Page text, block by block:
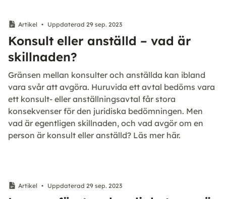
Artikel • Uppdaterad 29 sep. 2023
Konsult eller anställd – vad är
skillnaden?
Gränsen mellan konsulter och anställda kan ibland
vara svår att avgöra. Huruvida ett avtal bedöms vara
ett konsult- eller anställningsavtal får stora
konsekvenser för den juridiska bedömningen. Men
vad är egentligen skillnaden, och vad avgör om en
person är konsult eller anställd? Läs mer här.
Artikel • Uppdaterad 29 sep. 2023